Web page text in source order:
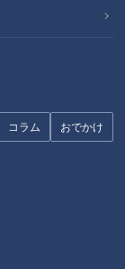
コラム おでかけ
一起が明かす、コ
ると投手が燃える
さんが星野・落合
る、立浪新監督